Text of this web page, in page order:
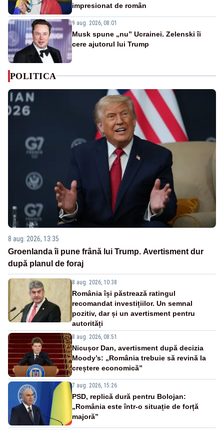
impresionat de român
9 aug. 2026, 08:01
Musk spune „nu” Ucrainei. Zelenski îi
cere ajutorul lui Trump
POLITICA
8 aug. 2026, 13:35
Groenlanda îi pune frână lui Trump. Avertisment dur
după planul de foraj
8 aug. 2026, 10:38
România își păstrează ratingul
recomandat investițiilor. Un semnal
pozitiv, dar și un avertisment pentru
autorități
8 aug. 2026, 08:51
Nicușor Dan, avertisment după decizia
Moody’s: „România trebuie să revină la
creștere economică”
7 aug. 2026, 15:26
PSD, replică dură pentru Bolojan:
„România este într-o situație de forță
majoră”